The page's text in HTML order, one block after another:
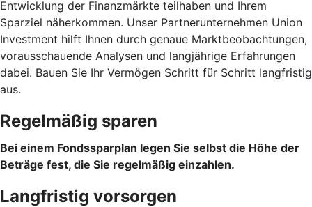
Entwicklung der Finanzmärkte teilhaben und Ihrem
Sparziel näherkommen. Unser Partnerunternehmen Union
Investment hilft Ihnen durch genaue Marktbeobachtungen,
vorausschauende Analysen und langjährige Erfahrungen
dabei. Bauen Sie Ihr Vermögen Schritt für Schritt langfristig
aus.
Regelmäßig sparen
Bei einem Fondssparplan legen Sie selbst die Höhe der
Beträge fest, die Sie regelmäßig einzahlen.
Langfristig vorsorgen